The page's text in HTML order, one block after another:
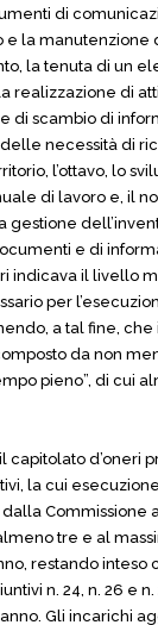
di
e la manutenzione
la tenuta di un
realizzazione di
di scambio di
necessità di
l’ottavo, lo
di lavoro e, il
gestione
e di
indicava il livello
per
a tal fine, che
da non
pieno”, di cui
d’oneri
la cui
Commissione
tre e al
restando inteso
n. 24, n. 26 e
Gli incarichi